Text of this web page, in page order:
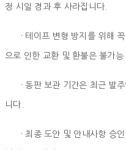
정 시일 경과 후 사라집니다.
· 테이프 변형 방지를 위해 꼭
으로 인한 교환 및 환불은 불가능
· 동판 보관 기간은 최근 발주
니다.
· 최종 도안 및 안내사항 승인